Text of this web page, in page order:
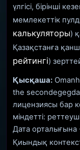
үлгісі, бірінші
мемлекеттік
калькуляторы)
Қазақстанға
рейтингі)
Қысқаша:
the
лицензиясы бар
міндетті:
Дата
Қиындық